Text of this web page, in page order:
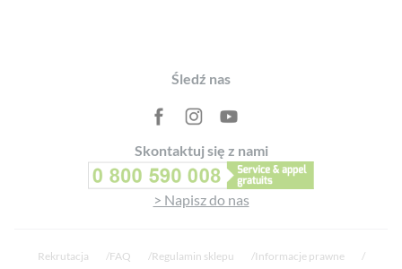
Śledź nas
Skontaktuj się z nami
> Napisz do nas
Rekrutacja FAQ Regulamin sklepu Informacje prawne